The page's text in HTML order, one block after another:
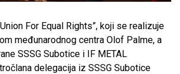
For Equal Rights”, koji se realizuje
međunarodnog centra Olof Palme, a
SSSG Subotice i IF METAL
tročlana delegacija iz SSSG Subotice